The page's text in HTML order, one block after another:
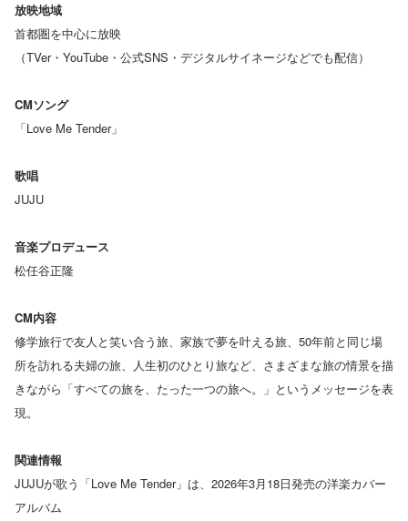
放映地域
首都圏を中心に放映
（TVer・YouTube・公式SNS・デジタルサイネージなどでも配信）
CMソング
「Love Me Tender」
歌唱
JUJU
音楽プロデュース
松任谷正隆
CM内容
修学旅行で友人と笑い合う旅、家族で夢を叶える旅、50年前と同じ場
所を訪れる夫婦の旅、人生初のひとり旅など、さまざまな旅の情景を描
きながら「すべての旅を、たった一つの旅へ。」というメッセージを表
現。
関連情報
JUJUが歌う「Love Me Tender」は、2026年3月18日発売の洋楽カバー
アルバム